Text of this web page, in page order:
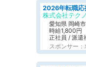
株式会社テク
愛知県 岡崎市
時給1,800円
正社員 / 派遣
スポンサー